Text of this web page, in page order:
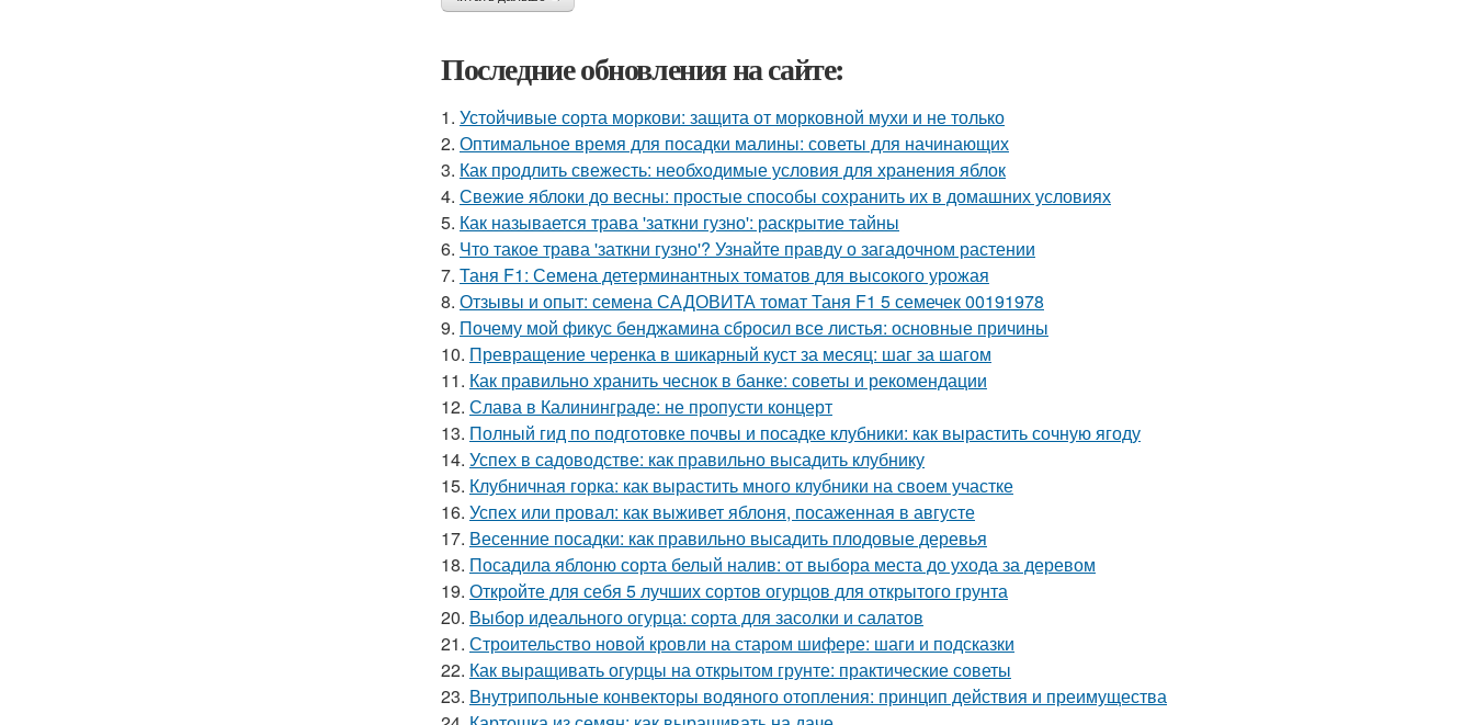
Последние обновления на сайте:
1. Устойчивые сорта моркови: защита от морковной мухи и не только
2. Оптимальное время для посадки малины: советы для начинающих
3. Как продлить свежесть: необходимые условия для хранения яблок
4. Свежие яблоки до весны: простые способы сохранить их в домашних условиях
5. Как называется трава 'заткни гузно': раскрытие тайны
6. Что такое трава 'заткни гузно'? Узнайте правду о загадочном растении
7. Таня F1: Семена детерминантных томатов для высокого урожая
8. Отзывы и опыт: семена САДОВИТА томат Таня F1 5 семечек 00191978
9. Почему мой фикус бенджамина сбросил все листья: основные причины
10. Превращение черенка в шикарный куст за месяц: шаг за шагом
11. Как правильно хранить чеснок в банке: советы и рекомендации
12. Слава в Калининграде: не пропусти концерт
13. Полный гид по подготовке почвы и посадке клубники: как вырастить сочную ягоду
14. Успех в садоводстве: как правильно высадить клубнику
15. Клубничная горка: как вырастить много клубники на своем участке
16. Успех или провал: как выживет яблоня, посаженная в августе
17. Весенние посадки: как правильно высадить плодовые деревья
18. Посадила яблоню сорта белый налив: от выбора места до ухода за деревом
19. Откройте для себя 5 лучших сортов огурцов для открытого грунта
20. Выбор идеального огурца: сорта для засолки и салатов
21. Строительство новой кровли на старом шифере: шаги и подсказки
22. Как выращивать огурцы на открытом грунте: практические советы
23. Внутрипольные конвекторы водяного отопления: принцип действия и преимущества